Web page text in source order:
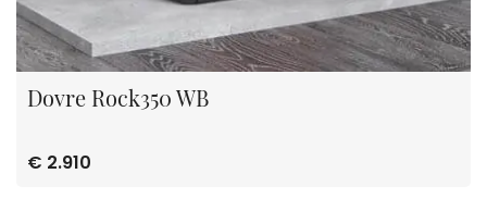
Dovre Rock350 WB
€ 2.910